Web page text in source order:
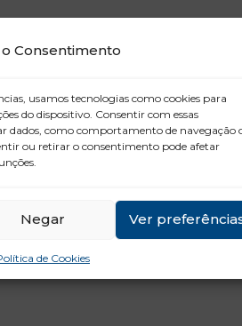
Consentimento
usamos tecnologias como cookies para
do dispositivo. Consentir com essas
dados, como comportamento de navegação
ou retirar o consentimento pode afetar
Negar Ver
de Cookies